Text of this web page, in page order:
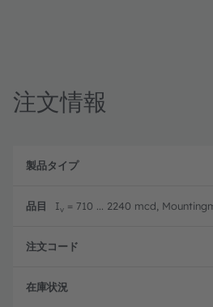
注文情報
品
プ
品
ド
Iv = 710 ... 2240 mcd,